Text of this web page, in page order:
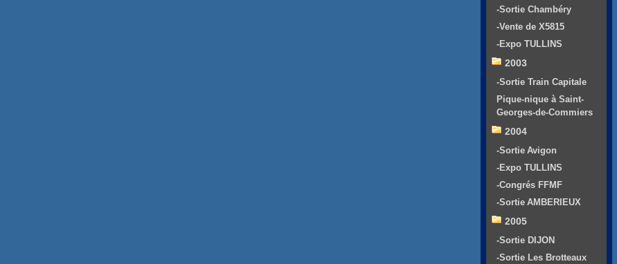
-Sortie Chambéry
-Vente de X5815
-Expo TULLINS
2003
-Sortie Train Capitale
Pique-nique à Saint-
Georges-de-Commiers
2004
-Sortie Avigon
-Expo TULLINS
-Congrés FFMF
-Sortie AMBERIEUX
2005
-Sortie DIJON
-Sortie Les Brotteaux